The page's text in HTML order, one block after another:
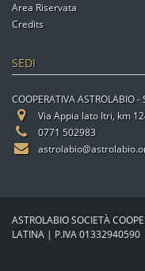
Area Riservata
Credits
SEDI
COOPERATIVA ASTROLABIO -
Via Appia lato Itri, km
0771 502983
ASTROLABIO SOCIETÀ
LATINA | P.IVA 01332940590